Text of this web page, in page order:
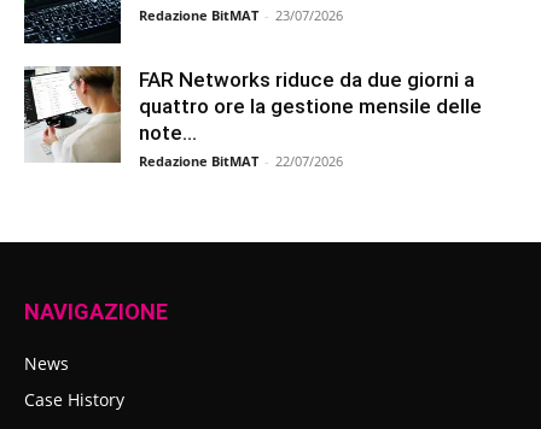
Redazione BitMAT - 23/07/2026
FAR Networks riduce da due giorni a
quattro ore la gestione mensile delle
note...
Redazione BitMAT - 22/07/2026
NAVIGAZIONE
News
Case History